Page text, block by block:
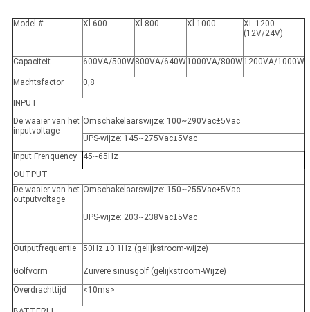
Model # Xl-600 Xl-800 Xl-1000
XL-1200
(12V/24V)
Capaciteit 600VA/500W800VA/640W1000VA/800W1200VA/1000W
Machtsfactor 0,8
INPUT
De waaier van het
inputvoltage
Omschakelaarswijze: 100~290Vac±5Vac
UPS-wijze: 145~275Vac±5Vac
Input Frenquency
45~65Hz
OUTPUT
De waaier van het
outputvoltage
Omschakelaarswijze: 150~255Vac±5Vac
UPS-wijze: 203~238Vac±5Vac
Outputfrequentie 50Hz ±0.1Hz (gelijkstroom-wijze)
Golfvorm
Zuivere sinusgolf (gelijkstroom-Wijze)
Overdrachttijd
<10ms>